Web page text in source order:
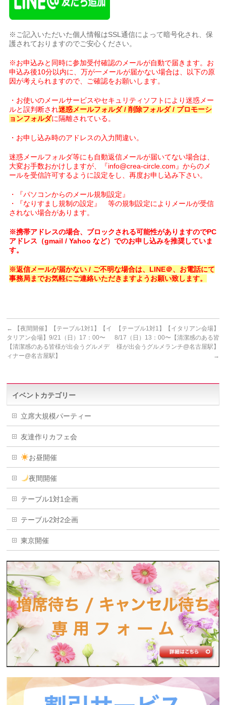
※ご記入いただいた個人情報はSSL通信によって暗号化され、保
護されておりますのでご安心ください。
※お申込みと同時に参加受付確認のメールが自動で届きます。お
申込み後10分以内に、万が一メールが届かない場合は、以下の原
因が考えられますので、ご確認をお願いします。
・お使いのメールサービスやセキュリティソフトにより迷惑メー
ルと誤判断され迷惑メールフォルダ / 削除フォルダ / プロモーシ
ョンフォルダに隔離されている。
・お申し込み時のアドレスの入力間違い。
迷惑メールフォルダ等にも自動返信メールが届いてない場合は、
大変お手数おかけしますが、『info@crea-circle.com』からのメ
ールを受信許可するように設定をし、再度お申し込み下さい。
・『パソコンからのメール規制設定』
・『なりすまし規制の設定』 等の規制設定によりメールが受信
されない場合があります。
※携帯アドレスの場合、ブロックされる可能性がありますのでPC
アドレス（gmail / Yahoo など）でのお申し込みを推奨していま
す。
※返信メールが届かない / ご不明な場合は、LINE＠、お電話にて
事務局までお気軽にご連絡いただきますようお願い致します。
←
【夜間開催】【テーブル1対1】【イ
タリアン会場】9/21（日）17：00〜
【清潔感のある皆様が出会うグルメデ
ィナー@名古屋駅】
【テーブル1対1】【イタリアン会場】
8/17（日）13：00〜【清潔感のある皆
様が出会うグルメランチ@名古屋駅】
→
イベントカテゴリー
立席大規模パーティー
友達作りカフェ会
お昼開催
夜間開催
テーブル1対1企画
テーブル2対2企画
東京開催